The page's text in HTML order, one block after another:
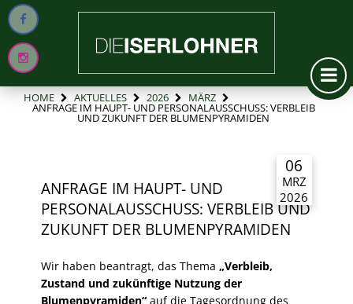
HOME AKTUELLES 2026 MÄRZ
ANFRAGE IM HAUPT- UND PERSONALAUSSCHUSS: VERBLEIB
UND ZUKUNFT DER BLUMENPYRAMIDEN
06
MRZ
2026
ANFRAGE IM HAUPT- UND
PERSONALAUSSCHUSS: VERBLEIB UND
ZUKUNFT DER BLUMENPYRAMIDEN
Wir haben beantragt, das Thema„Verbleib,
Zustand und zukünftige Nutzung der
Blumenpyramiden“ auf die Tagesordnung des